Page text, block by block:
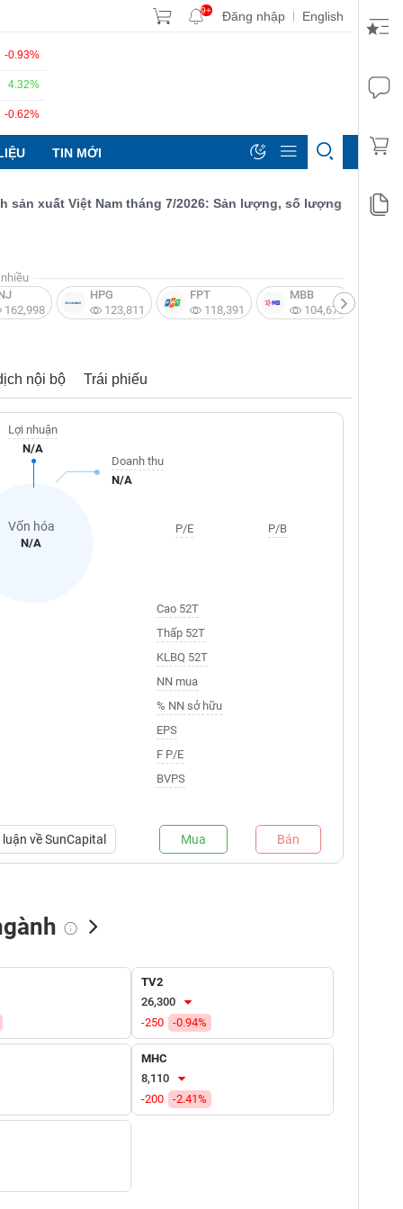
9+ Đăng nhập | English
-0.93%
4.32%
-0.62%
TIN MỚI
xuất Việt Nam tháng 7/2026: Sản lượng, số lượng đơn đặt
162,998
HPG
123,811
FPT
118,391
MBB
104,672
nội bộ Trái phiếu
Vốn hóa
N/A
Lợi nhuận
N/A
Doanh thu
N/A
P/E P/B
Cao 52T
Thấp 52T
KLBQ 52T
NN mua
% NN sở hữu
EPS
F P/E
BVPS
vềSunCapital Mua Bán
Tự doanh mua
TV2
26,300
-250
-0.94%
MHC
8,110
-200
-2.41%